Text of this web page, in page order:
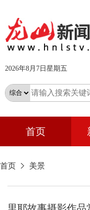
2026年8月7日星期五
首页
首页 美景